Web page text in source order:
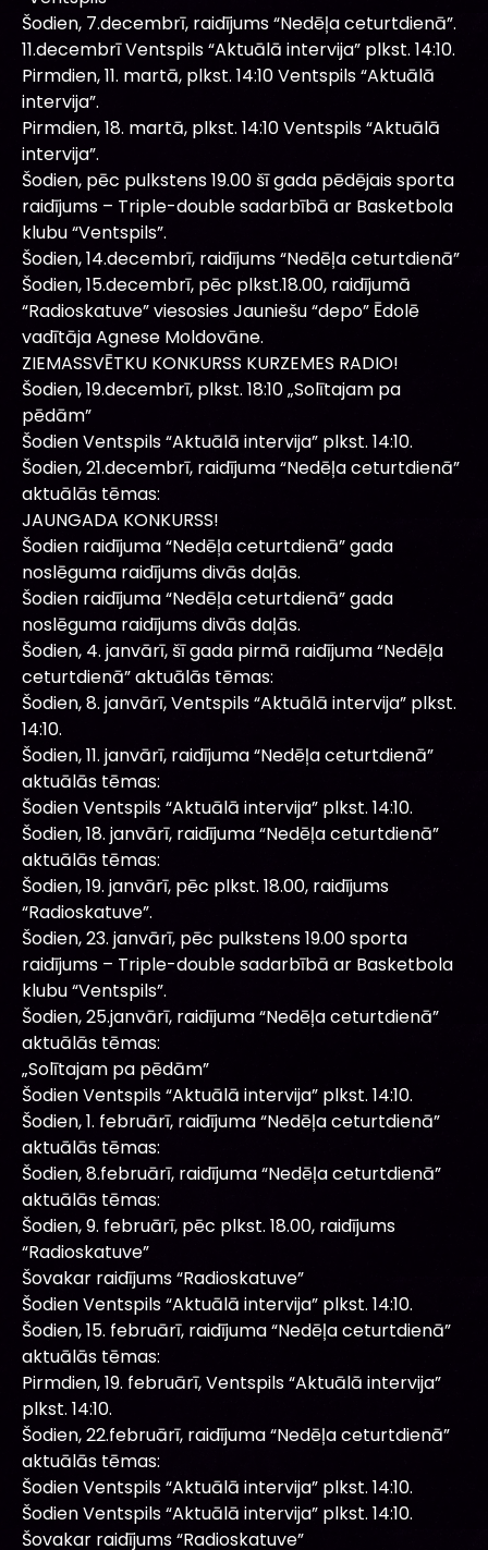
Šodien, 7.decembrī, raidījums “Nedēļa ceturtdienā”.
11.decembrī Ventspils “Aktuālā intervija” plkst. 14:10.
Pirmdien, 11. martā, plkst. 14:10 Ventspils “Aktuālā
intervija”.
Pirmdien, 18. martā, plkst. 14:10 Ventspils “Aktuālā
intervija”.
Šodien, pēc pulkstens 19.00 šī gada pēdējais sporta
raidījums – Triple-double sadarbībā ar Basketbola
klubu “Ventspils”.
Šodien, 14.decembrī, raidījums “Nedēļa ceturtdienā”
Šodien, 15.decembrī, pēc plkst.18.00, raidījumā
“Radioskatuve” viesosies Jauniešu “depo” Ēdolē
vadītāja Agnese Moldovāne.
ZIEMASSVĒTKU KONKURSS KURZEMES RADIO!
Šodien, 19.decembrī, plkst. 18:10 „Solītajam pa
pēdām”
Šodien Ventspils “Aktuālā intervija” plkst. 14:10.
Šodien, 21.decembrī, raidījuma “Nedēļa ceturtdienā”
aktuālās tēmas:
JAUNGADA KONKURSS!
Šodien raidījuma “Nedēļa ceturtdienā” gada
noslēguma raidījums divās daļās.
Šodien raidījuma “Nedēļa ceturtdienā” gada
noslēguma raidījums divās daļās.
Šodien, 4. janvārī, šī gada pirmā raidījuma “Nedēļa
ceturtdienā” aktuālās tēmas:
Šodien, 8. janvārī, Ventspils “Aktuālā intervija” plkst.
14:10.
Šodien, 11. janvārī, raidījuma “Nedēļa ceturtdienā”
aktuālās tēmas:
Šodien Ventspils “Aktuālā intervija” plkst. 14:10.
Šodien, 18. janvārī, raidījuma “Nedēļa ceturtdienā”
aktuālās tēmas:
Šodien, 19. janvārī, pēc plkst. 18.00, raidījums
“Radioskatuve”.
Šodien, 23. janvārī, pēc pulkstens 19.00 sporta
raidījums – Triple-double sadarbībā ar Basketbola
klubu “Ventspils”.
Šodien, 25.janvārī, raidījuma “Nedēļa ceturtdienā”
aktuālās tēmas:
„Solītajam pa pēdām”
Šodien Ventspils “Aktuālā intervija” plkst. 14:10.
Šodien, 1. februārī, raidījuma “Nedēļa ceturtdienā”
aktuālās tēmas:
Šodien, 8.februārī, raidījuma “Nedēļa ceturtdienā”
aktuālās tēmas:
Šodien, 9. februārī, pēc plkst. 18.00, raidījums
“Radioskatuve”
Šovakar raidījums “Radioskatuve”
Šodien Ventspils “Aktuālā intervija” plkst. 14:10.
Šodien, 15. februārī, raidījuma “Nedēļa ceturtdienā”
aktuālās tēmas:
Pirmdien, 19. februārī, Ventspils “Aktuālā intervija”
plkst. 14:10.
Šodien, 22.februārī, raidījuma “Nedēļa ceturtdienā”
aktuālās tēmas:
Šodien Ventspils “Aktuālā intervija” plkst. 14:10.
Šodien Ventspils “Aktuālā intervija” plkst. 14:10.
Šovakar raidījums “Radioskatuve”